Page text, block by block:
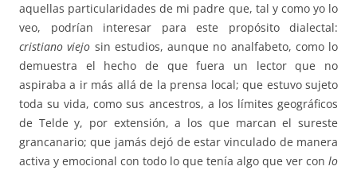
aquellas particularidades de mi padre que, tal y como yo lo
veo, podrían interesar para este propósito dialectal:
cristiano viejo sin estudios, aunque no analfabeto, como lo
demuestra el hecho de que fuera un lector que no
aspiraba a ir más allá de la prensa local; que estuvo sujeto
toda su vida, como sus ancestros, a los límites geográficos
de Telde y, por extensión, a los que marcan el sureste
grancanario; que jamás dejó de estar vinculado de manera
activa y emocional con todo lo que tenía algo que ver con lo